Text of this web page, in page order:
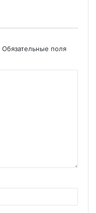
Обязательные поля